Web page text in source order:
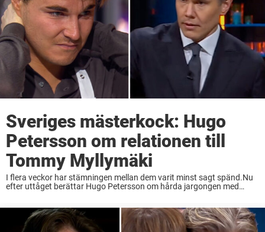
Sveriges mästerkock: Hugo
Petersson om relationen till
Tommy Myllymäki
I flera veckor har stämningen mellan dem varit minst sagt spänd.Nu
efter uttåget berättar Hugo Petersson om hårda jargongen med